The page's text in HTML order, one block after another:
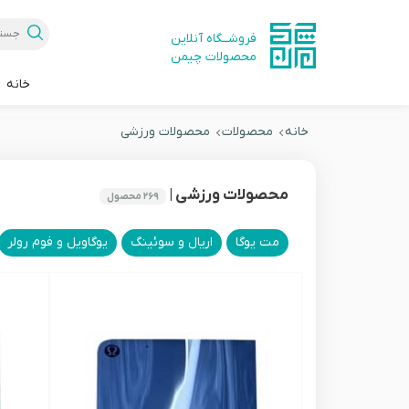
فروشــگاه آنلاین
محصولات چیمن
خانه
خانه محصولات محصولات ورزشی
محصولات ورزشی | ۲۶۹ محصول
مت یوگا اریال و سوئینگ یوگاویل و فوم رولر